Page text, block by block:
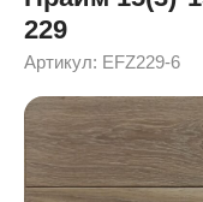
229
Артикул: EFZ229-6